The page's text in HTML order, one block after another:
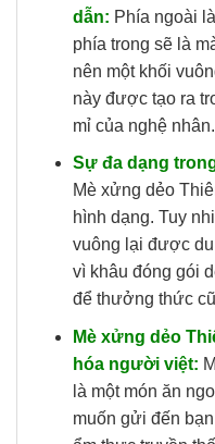
dẫn: Phía ngoài
phía trong sẽ là
nên một khối
này được tạo ra
mỉ của nghệ nhân.
Sự đa dạng
Mè xửng dẻo
hình dạng. Tuy
vuông lại được
vì khâu đóng gói
để thưởng thức
Mè xửng dẻo
hóa người việt:
là một món ăn
muốn gửi đến